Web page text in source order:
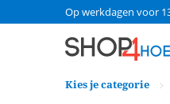
Op werkdagen voor
Kies je categorie